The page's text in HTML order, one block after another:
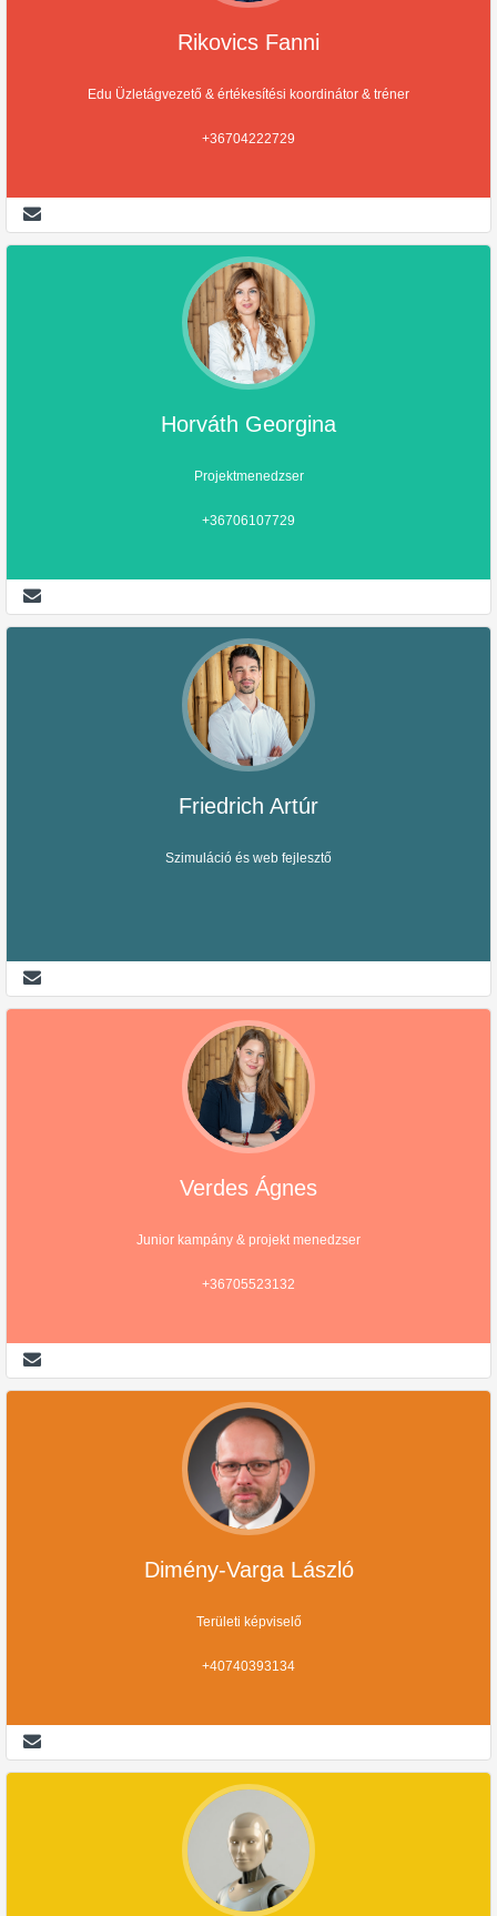
Rikovics Fanni
Edu Üzletágvezető & értékesítési koordinátor & tréner
+36704222729
Horváth Georgina
Projektmenedzser
+36706107729
Friedrich Artúr
Szimuláció és web fejlesztő
Verdes Ágnes
Junior kampány & projekt menedzser
+36705523132
Dimény-Varga László
Területi képviselő
+40740393134